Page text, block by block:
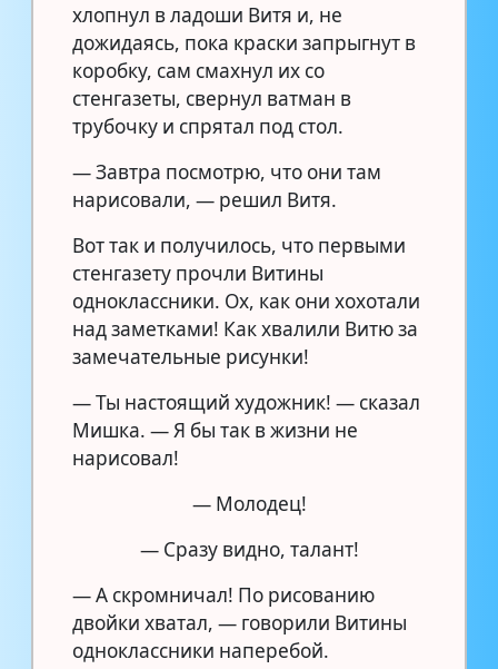
хлопнул в ладоши Витя и, не
дожидаясь, пока краски запрыгнут в
коробку, сам смахнул их со
стенгазеты, свернул ватман в
трубочку и спрятал под стол.
— Завтра посмотрю, что они там
нарисовали, — решил Витя.
Вот так и получилось, что первыми
стенгазету прочли Витины
одноклассники. Ох, как они хохотали
над заметками! Как хвалили Витю за
замечательные рисунки!
— Ты настоящий художник! — сказал
Мишка. — Я бы так в жизни не
нарисовал!
— Молодец!
— Сразу видно, талант!
— А скромничал! По рисованию
двойки хватал, — говорили Витины
одноклассники наперебой.